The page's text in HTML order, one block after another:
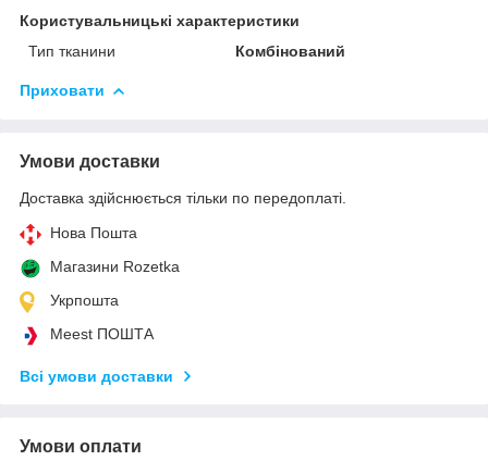
Користувальницькі характеристики
Тип тканини
Комбінований
Приховати
Умови доставки
Доставка здійснюється тільки по передоплаті.
Нова Пошта
Магазини Rozetka
Укрпошта
Meest ПОШТА
Всі умови доставки
Умови оплати